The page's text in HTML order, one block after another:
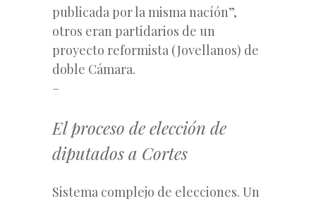
publicada por la misma nacíón”,
otros eran partidarios de un
proyecto reformista (Jovellanos) de
doble Cámara.
–
El proceso de elección de
diputados a Cortes
Sistema complejo de elecciones. Un